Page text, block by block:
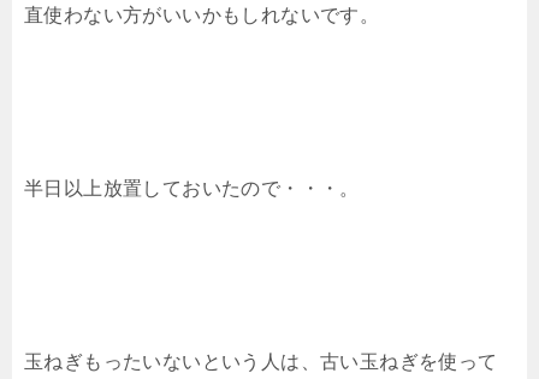
直使わない方がいいかもしれないです。
半日以上放置しておいたので・・・。
玉ねぎもったいないという人は、古い玉ねぎを使って